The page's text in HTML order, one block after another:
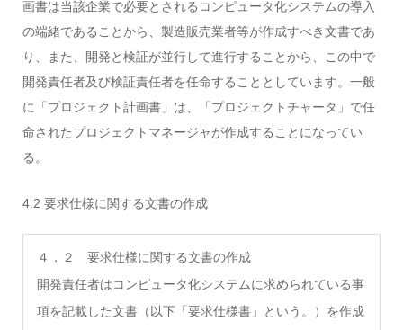
画書は当該企業で必要とされるコンピュータ化システムの導入
の端緒であることから、製造販売業者等が作成すべき文書であ
り、また、開発と検証が並行して進行することから、この中で
開発責任者及び検証責任者を任命することとしています。一般
に「プロジェクト計画書」は、「プロジェクトチャータ」で任
命されたプロジェクトマネージャが作成することになってい
る。
4.2 要求仕様に関する文書の作成
４．２ 要求仕様に関する文書の作成
開発責任者はコンピュータ化システムに求められている事
項を記載した文書（以下「要求仕様書」という。）を作成